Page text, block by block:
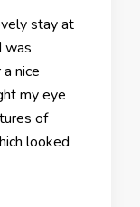
stay at
was
nice
my eye
of
looked